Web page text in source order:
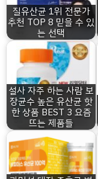
질유산균 1위 전문가
추천 TOP 8 믿을 수 있
는 선택
설사 자주 하는 사람 보
장균수 높은 유산균 핫
한 상품 BEST 3 요즘
뜨는 제품들